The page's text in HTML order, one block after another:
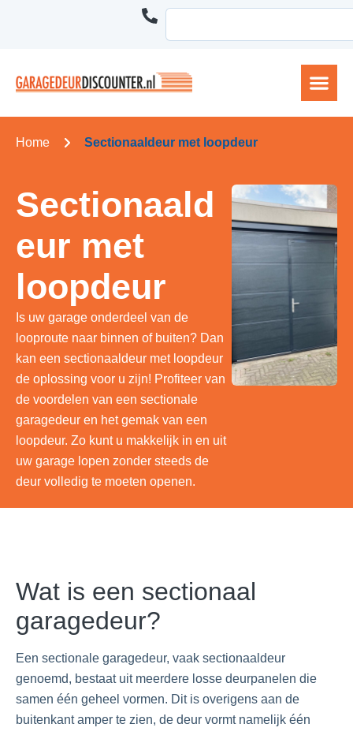
Home Sectionaaldeur met loopdeur
Sectionaald
eur met
loopdeur
Is uw garage onderdeel van de
looproute naar binnen of buiten? Dan
kan een sectionaaldeur met loopdeur
de oplossing voor u zijn! Profiteer van
de voordelen van een sectionale
garagedeur en het gemak van een
loopdeur. Zo kunt u makkelijk in en uit
uw garage lopen zonder steeds de
deur volledig te moeten openen.
Wat is een sectionaal
garagedeur?
Een sectionale garagedeur, vaak sectionaaldeur
genoemd, bestaat uit meerdere losse deurpanelen die
samen één geheel vormen. Dit is overigens aan de
buitenkant amper te zien, de deur vormt namelijk één